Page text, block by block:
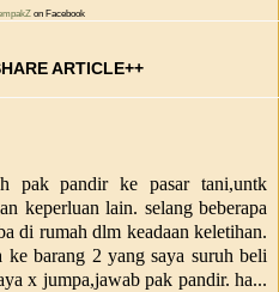
on Facebook
ARTICLE++
pak pandir ke pasar tani,untk
keperluan lain. selang beberapa
di rumah dlm keadaan keletihan.
barang 2 yang saya suruh beli
x jumpa,jawab pak pandir. ha...